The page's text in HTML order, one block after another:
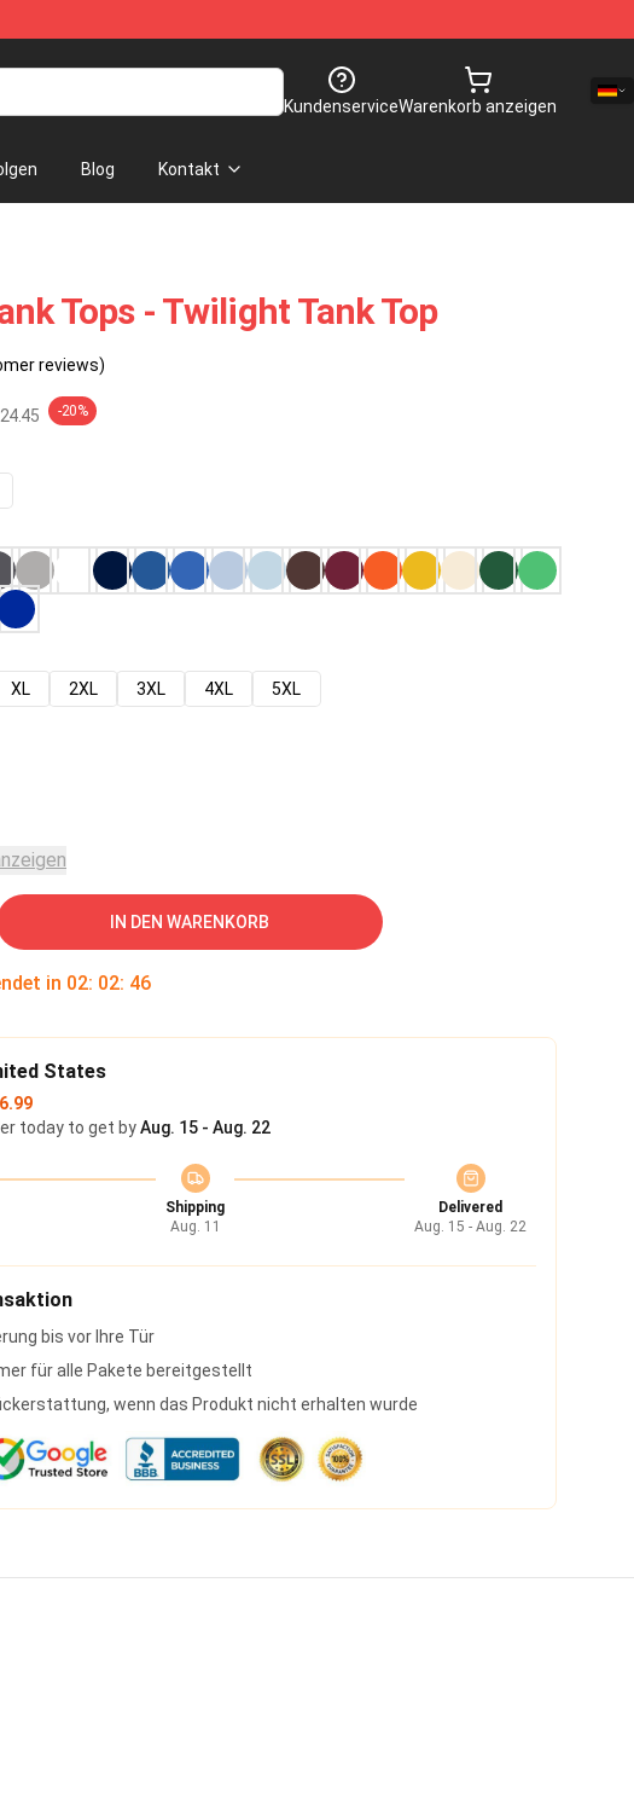
KundenserviceWarenkorb anzeigen
Blog Kontakt
Tops - Twilight Tank Top
reviews)
-20%
XL 2XL 3XL 4XL
5XL
IN DEN WARENKORB
in 02: 02: 45
States
today to get byAug. 15 - Aug. 22
Shipping
Aug. 11
Delivered
Aug. 15 - Aug. 22
bis vor Ihre Tür
für alle Pakete bereitgestellt
wenn das Produkt nicht erhalten wurde